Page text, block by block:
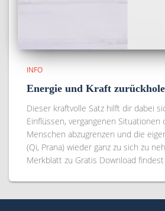
INFO
Energie und Kraft
Dieser kraftvolle Satz hilft dir dabei
Einflüssen, vergangenen Situationen
Menschen abzugrenzen und die
(Qi, Prana) wieder ganz zu sich zu
Merkblatt zu Gratis Download findest